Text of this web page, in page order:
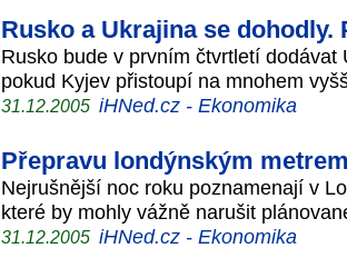
Rusko a Ukrajina se dohodly.
Rusko bude v prvním čtvrtletí
pokud Kyjev přistoupí na mnohem
31.12.2005 iHNed.cz - Ekonomika
Přepravu londýnským
Nejrušnější noc roku poznamenají v
které by mohly vážně narušit
31.12.2005 iHNed.cz - Ekonomika